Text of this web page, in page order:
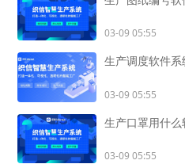
03-09 05:55
生产调度软件
03-09 05:55
生产口罩用什
03-09 05:55